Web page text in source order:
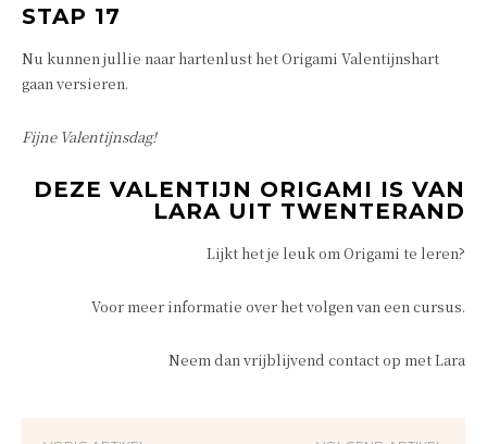
STAP 17
Nu kunnen jullie naar hartenlust het Origami Valentijnshart
gaan versieren.
Fijne Valentijnsdag!
DEZE VALENTIJN ORIGAMI IS VAN
LARA UIT TWENTERAND
Lijkt het je leuk om Origami te leren?
Voor meer informatie over het volgen van een cursus.
Neem dan vrijblijvend contact op met Lara